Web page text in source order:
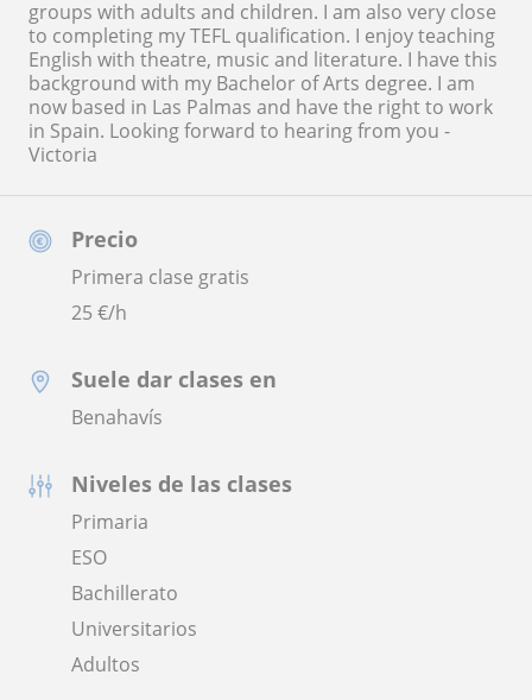
Precio
Primera clase gratis
25€/h
Suele dar clases en
Benahavís
Niveles de las clases
Primaria
ESO
Bachillerato
Universitarios
Adultos
groups with adults and children. I am also very close
to completing my TEFL qualification. I enjoy teaching
English with theatre, music and literature. I have this
background with my Bachelor of Arts degree. I am
now based in Las Palmas and have the right to work
in Spain. Looking forward to hearing from you -
Victoria